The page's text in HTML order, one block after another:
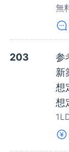
無
203 参
新
想
想